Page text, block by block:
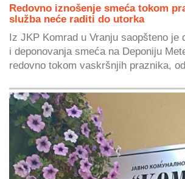
Redovno iznošenje smeća tokom
služba neće raditi do utorka
Iz JKP Komrad u Vranju saopšteno je
i deponovanja smeća na Deponiju
redovno tokom vaskršnjih praznika,